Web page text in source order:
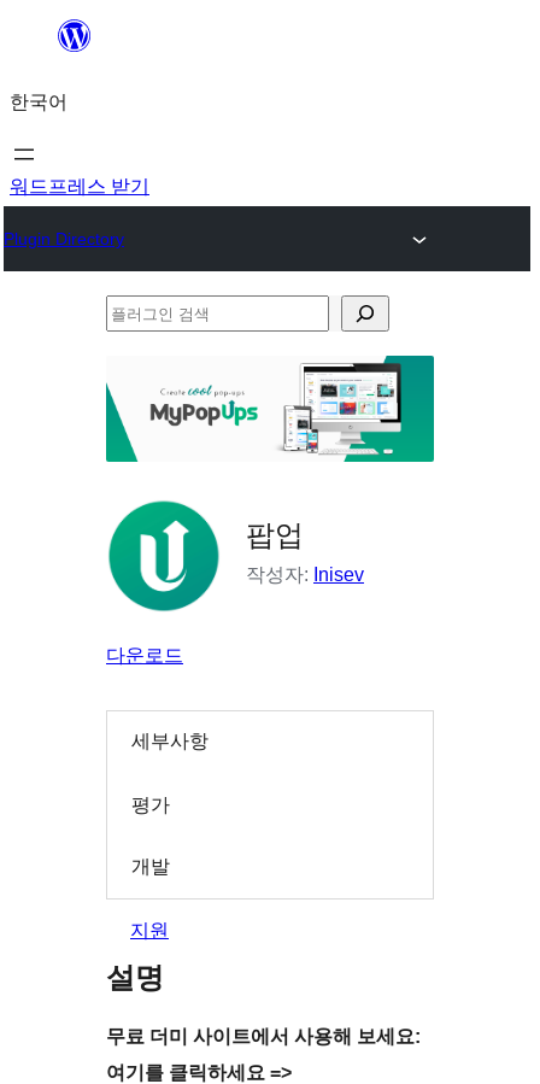
츠
로
바
가
한국어
워드프레스 받기
Plugin Directory
플
그
인
검
팝업
작성자: Inisev
다운로드
세부사항
평가
개발
지원
설명
무료 더미 사이트에서 사용해 보세요:
여기를 클릭하세요 =>